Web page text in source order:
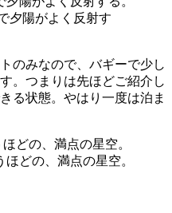
夕陽がよく反射す
のみなので、バギーで少し
。つまりは先ほどご紹介し
る状態。やはり一度は泊ま
どの、満点の星空。